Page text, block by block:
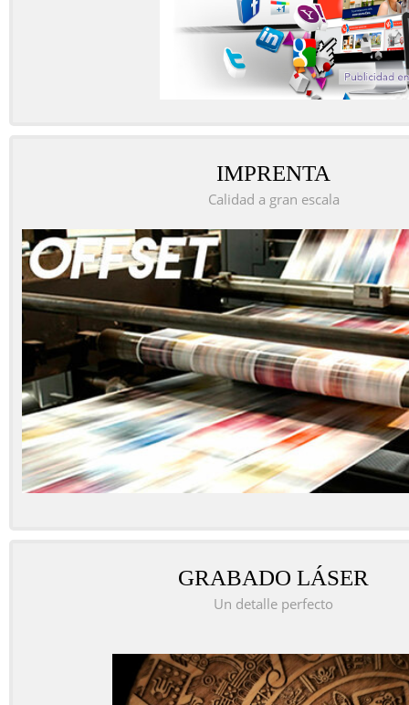
IMPRENTA
Calidad a gran escala
GRABADO LÁSER
Un detalle perfecto